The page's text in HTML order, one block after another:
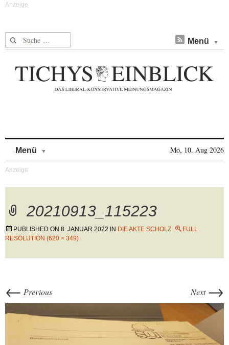
Suche nach: Menü
Menü Mo, 10. Aug 2026
20210913_115223
PUBLISHED ON 8. JANUAR 2022 IN DIE AKTE SCHOLZ
FULL
RESOLUTION (620 × 349)
← Previous Next →